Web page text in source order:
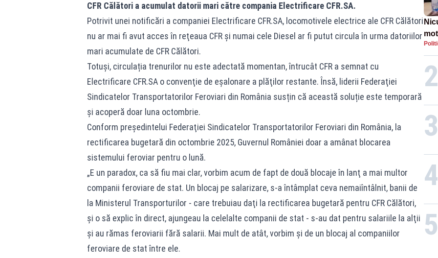
CFR Călători a acumulat datorii mari către compania Electrificare CFR.SA.
Potrivit unei notificări a companiei Electrificare CFR.SA, locomotivele electrice ale CFR Călători
nu ar mai fi avut acces în reţeaua CFR şi numai cele Diesel ar fi putut circula în urma datoriilor
mari acumulate de CFR Călători.
Totuși, circulația trenurilor nu este adectată momentan, întrucât CFR a semnat cu
Electrificare CFR.SA o convenţie de eşalonare a plăţilor restante. Însă, liderii Federaţiei
Sindicatelor Transportatorilor Feroviari din România susțin că această soluție este temporară
şi acoperă doar luna octombrie.
Conform președintelui Federaţiei Sindicatelor Transportatorilor Feroviari din România, la
rectificarea bugetară din octombrie 2025, Guvernul României doar a amânat blocarea
sistemului feroviar pentru o lună.
„E un paradox, ca să fiu mai clar, vorbim acum de fapt de două blocaje în lanţ a mai multor
companii feroviare de stat. Un blocaj pe salarizare, s-a întâmplat ceva nemaiîntâlnit, banii de
la Ministerul Transporturilor - care trebuiau daţi la rectificarea bugetară pentru CFR Călători,
şi o să explic în direct, ajungeau la celelalte companii de stat - s-au dat pentru salariile la alţii
şi au rămas feroviarii fără salarii. Mai mult de atât, vorbim şi de un blocaj al companiilor
feroviare de stat între ele.
de
2
3
4
5